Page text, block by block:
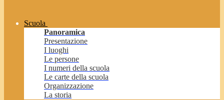
Scuola
Panoramica
Presentazione
I luoghi
Le persone
I numeri della scuola
Le carte della scuola
Organizzazione
La storia